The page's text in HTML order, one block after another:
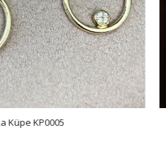
Küpe KP0005